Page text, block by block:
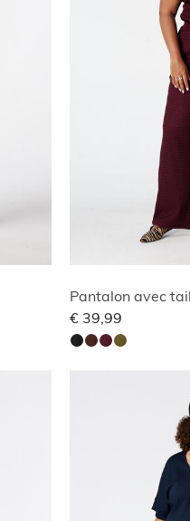
Pantalon avec
€ 39,99